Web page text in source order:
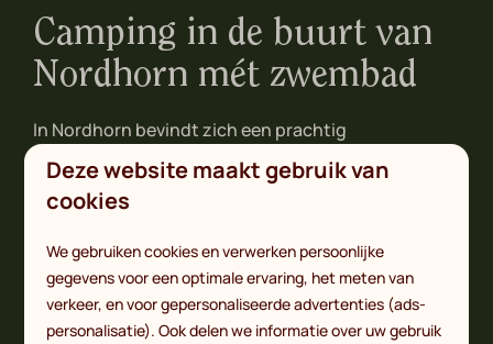
Camping in de buurt van
Nordhorn mét zwembad
In Nordhorn bevindt zich een prachtig
buitenzwembad met duikplanken, glijbanen en een
golfslagbad. Toch is het ook fijn om een zwembad
op de camping te hebben. Goed nieuws; De Witte
Berg is eencamping bij Nordhorn mét een
zwembad. Zwemplezier maakt jouw vakantie altijd
nèt een beetje completer. Op onze camping
kampeer je op ruime kampeerplaatsen midden in de
Deze website maakt gebruik van
cookies
We gebruiken cookies en verwerken persoonlijke
gegevens voor een optimale ervaring, het meten van
verkeer, en voor gepersonaliseerde advertenties (ads-
personalisatie). Ook delen we informatie over uw gebruik